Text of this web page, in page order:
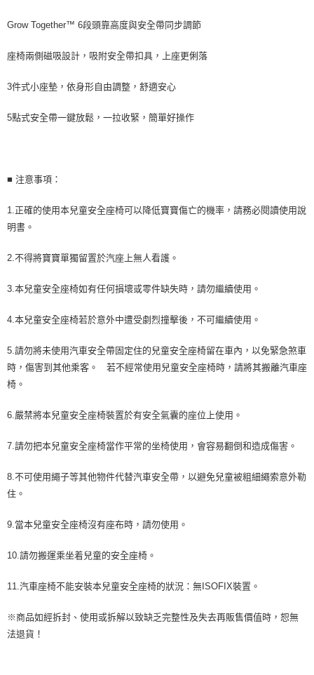
Grow Together™ 6段頭靠高度與安全帶同步調節
座椅兩側磁吸設計，吸附安全帶扣具，上座更俐落
3件式小座墊，依身形自由調整，舒適安心
5點式安全帶一鍵放鬆，一拉收緊，簡單好操作
■ 注意事項：
1.正確的使用本兒童安全座椅可以降低寶寶傷亡的機率，請務必閱讀使用說
明書。
2.不得將寶寶單獨留置於汽座上無人看護。
3.本兒童安全座椅如有任何損壞或零件缺失時，請勿繼續使用。
4.本兒童安全座椅若於意外中遭受劇烈撞擊後，不可繼續使用。
5.請勿將未使用汽車安全帶固定住的兒童安全座椅留在車內，以免緊急煞車
時，傷害到其他乘客。 若不經常使用兒童安全座椅時，請將其搬離汽車座
椅。
6.嚴禁將本兒童安全座椅裝置於有安全氣囊的座位上使用。
7.請勿把本兒童安全座椅當作平常的坐椅使用，會容易翻倒和造成傷害。
8.不可使用繩子等其他物件代替汽車安全帶，以避免兒童被粗細繩索意外勒
住。
9.當本兒童安全座椅沒有座布時，請勿使用。
10.請勿搬運乘坐着兒童的安全座椅。
11.汽車座椅不能安裝本兒童安全座椅的狀況：無ISOFIX裝置。
※商品如經拆封、使用或拆解以致缺乏完整性及失去再販售價值時，恕無
法退貨！